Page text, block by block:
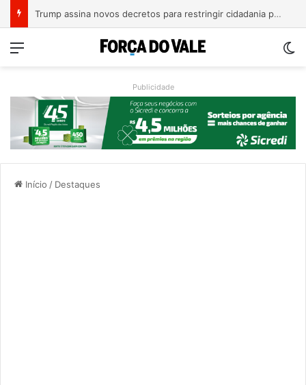
Trump assina novos decretos para restringir cidadania por nascimento nos EUA
Menu
Publicidade
Início / Destaques